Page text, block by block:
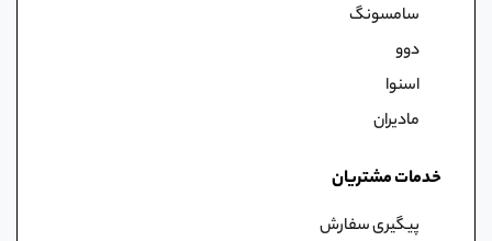
سامسونگ
دوو
اسنوا
مادیران
خدمات مشتریان
پیگیری سفارش